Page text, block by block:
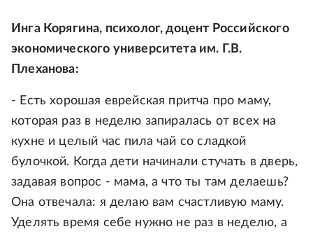
Инга Корягина, психолог, доцент Российского
экономического университета им. Г.В.
Плеханова:
- Есть хорошая еврейская притча про маму,
которая раз в неделю запиралась от всех на
кухне и целый час пила чай со сладкой
булочкой. Когда дети начинали стучать в дверь,
задавая вопрос - мама, а что ты там делаешь?
Она отвечала: я делаю вам счастливую маму.
Уделять время себе нужно не раз в неделю, а